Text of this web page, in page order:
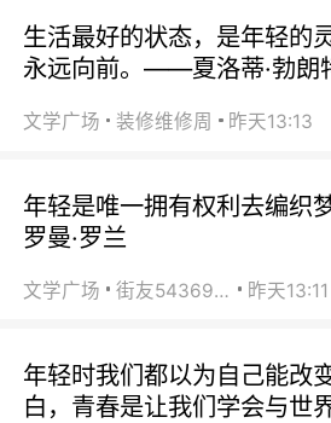
生活最好的状态，是年轻的
永远向前。——夏洛蒂·勃朗
文学广场 装修维修周 昨天13:13
年轻是唯一拥有权利去编
罗曼·罗兰
文学广场 街友54369822 昨天13:11
年轻时我们都以为自己能改
白，青春是让我们学会与